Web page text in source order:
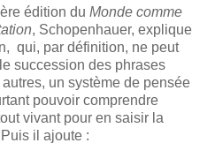
édition du Monde comme
, Schopenhauer, explique
qui, par définition, ne peut
succession des phrases
un système de pensée
pouvoir comprendre
vivant pour en saisir la
il ajoute :